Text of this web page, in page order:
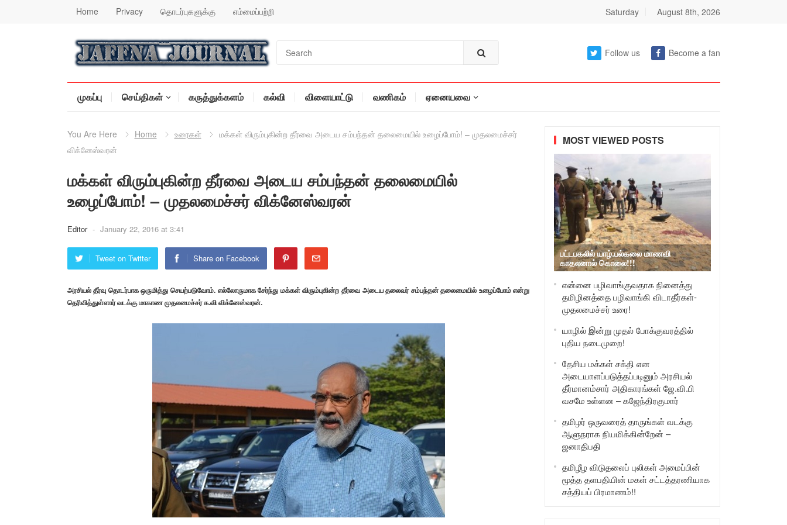
Home Privacy தொடர்புகளுக்கு எம்மைப்பற்றி Saturday August 8th, 2026
Follow us Become a fan
முகப்பு செய்திகள் கருத்துக்களம் கல்வி விளையாட்டு வணிகம் ஏனையவை
You Are Here Home உரைகள்
மக்கள் விரும்புகின்ற தீர்வை அடைய சம்பந்தன் தலைமையில் உழைப்போம்! – முதலமைச்சர்
விக்னேஸ்வரன்
மக்கள் விரும்புகின்ற தீர்வை அடைய சம்பந்தன் தலைமையில்
உழைப்போம்! – முதலமைச்சர் விக்னேஸ்வரன்
Editor - January 22, 2016 at 3:41
Tweet on Twitter Share on Facebook
அரசியல் தீர்வு தொடர்பாக ஒருமித்து செயற்படுவோம். எல்லோருமாக சேர்ந்து மக்கள் விரும்புகின்ற தீர்வை அடைய தலைவர் சம்பந்தன் தலைமையில் உழைப்போம் என்று
தெரிவித்துள்ளார் வடக்கு மாகாண முதலமைச்சர் க.வி விக்னேஸ்வரன்.
MOST VIEWED POSTS
பட்டபகலில் யாழ்.பல்கலை மாணவி
காதலனால் கொலை!!!
என்னை பழிவாங்குவதாக நினைத்து
தமிழினத்தை பழிவாங்கி விடாதீர்கள்-
முதலமைச்சர் உரை!
யாழில் இன்று முதல் போக்குவரத்தில்
புதிய நடைமுறை!
தேசிய மக்கள் சக்தி என
அடையாளப்படுத்தப்படினும் அரசியல்
தீர்மானம்சார் அதிகாரங்கள் ஜே.வி.பி
வசமே உள்ளன – கஜேந்திரகுமார்
தமிழர் ஒருவரைத் தாருங்கள் வடக்கு
ஆளுநராக நியமிக்கின்றேன் –
ஜனாதிபதி
தமிழீழ விடுதலைப் புலிகள் அமைப்பின்
மூத்த தளபதியின் மகள் சட்டத்தரணியாக
சத்தியப் பிரமாணம்!!